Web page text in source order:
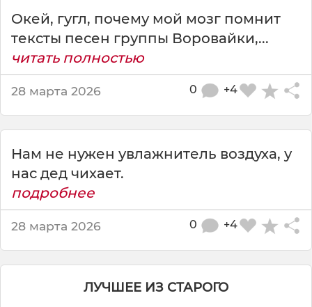
щ
и
к
е
т
о
Окей, гугл, почему мой мозг помнит
тексты песен группы Воровайки,...
читать полностью
28 марта 2026 +4
0
Нам не нужен увлажнитель воздуха, у
нас дед чихает.
подробнее
28 марта 2026 +4
0
ЛУЧШЕЕ ИЗ СТАРОГО